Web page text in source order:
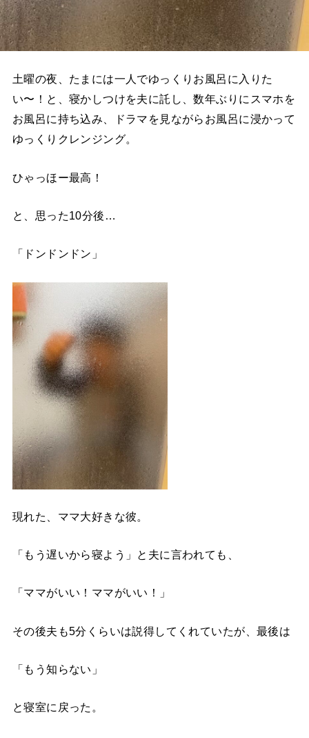
土曜の夜、たまには一人でゆっくりお風呂に入りた
い〜！と、寝かしつけを夫に託し、数年ぶりにスマホを
お風呂に持ち込み、ドラマを見ながらお風呂に浸かって
ゆっくりクレンジング。
ひゃっほー最高！
と、思った10分後…
「ドンドンドン」
現れた、ママ大好きな彼。
「もう遅いから寝よう」と夫に言われても、
「ママがいい！ママがいい！」
その後夫も5分くらいは説得してくれていたが、最後は
「もう知らない」
と寝室に戻った。